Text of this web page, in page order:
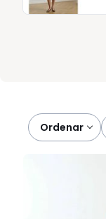
corte bem definido,
Ordenar